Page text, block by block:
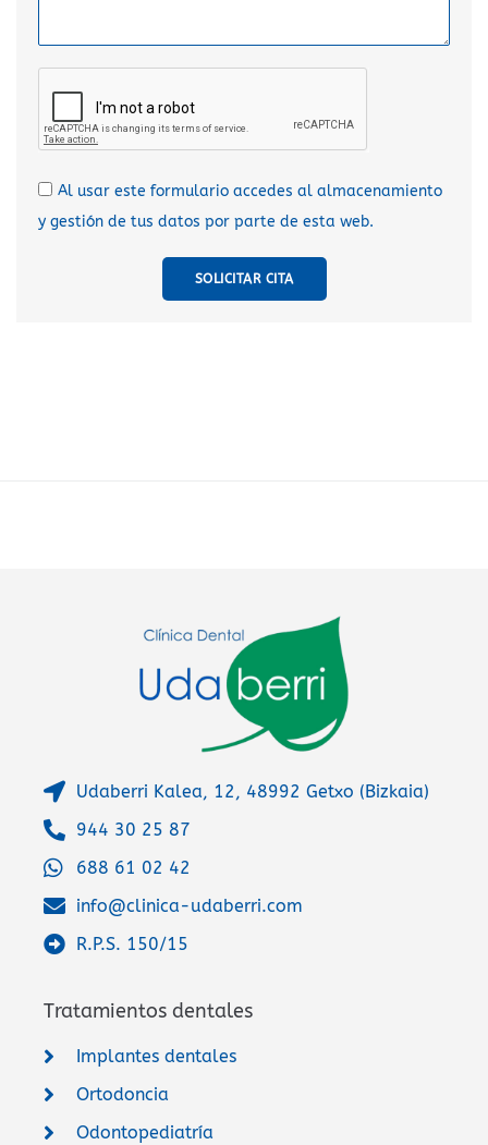
Al usar este formulario accedes al almacenamiento
y gestión de tus datos por parte de esta web.
SOLICITAR CITA
Udaberri Kalea, 12, 48992 Getxo (Bizkaia)
944 30 25 87
688 61 02 42
info@clinica-udaberri.com
R.P.S. 150/15
Tratamientos dentales
Implantes dentales
Ortodoncia
Odontopediatría